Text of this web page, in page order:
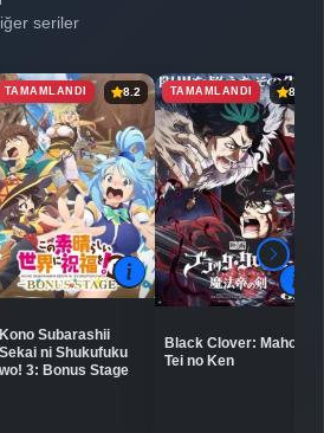
seriler
TAMAMLANDI 8.2
Kono Subarashii
Sekai ni Shukufuku
wo! 3: Bonus Stage
TAMAMLANDI 8.0
Black Clover: Mahou
Tei no Ken